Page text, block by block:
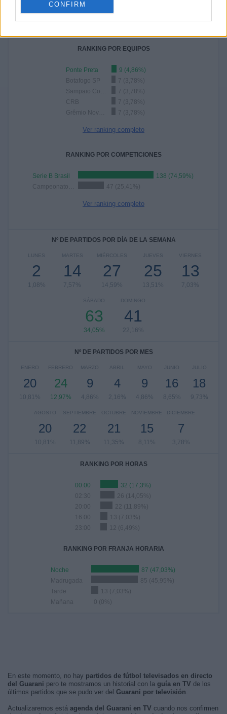
CONFIRM
2
RANKING POR EQUIPOS
Ponte Preta
9 (4,86%)
Botafogo SP
7 (3,78%)
7 (3,78%)
CRB
7 (3,78%)
7 (3,78%)
Ver ranking completo
RANKING POR COMPETICIONES
Serie B Brasil
138 (74,59%)
47 (25,41%)
Ver ranking completo
Nº DE PARTIDOS POR DÍA DE LA SEMANA
LUNES
2
1,08%
MARTES
14
7,57%
MIÉRCOLES
27
14,59%
JUEVES
25
13,51%
VIERNES
13
7,03%
SÁBADO
63
34,05%
DOMINGO
41
22,16%
Nº DE PARTIDOS POR MES
ENERO
20
10,81%
FEBRERO
24
12,97%
MARZO
9
4,86%
ABRIL
4
2,16%
MAYO
9
4,86%
JUNIO
16
8,65%
JULIO
18
9,73%
AGOSTO
20
10,81%
SEPTIEMBRE
22
11,89%
OCTUBRE
21
11,35%
NOVIEMBRE
15
8,11%
DICIEMBRE
7
3,78%
RANKING POR HORAS
00:00
32 (17,3%)
02:30
26 (14,05%)
20:00
22 (11,89%)
16:00
13 (7,03%)
23:00
12 (6,49%)
RANKING POR FRANJA HORARIA
Noche
87 (47,03%)
Madrugada
85 (45,95%)
Tarde
13 (7,03%)
Mañana
0 (0%)
En este momento, no hay partidos de fútbol televisados en directo
del Guarani pero te mostramos un historial con la guía en TV de los
últimos partidos que se pudo ver del Guarani por televisión.
Actualizaremos está agenda del Guarani en TV cuando nos confirmen